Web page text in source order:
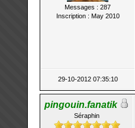
Messages : 287
Inscription : May 2010
29-10-2012 07:35:10
pingouin.fanatik
Séraphin